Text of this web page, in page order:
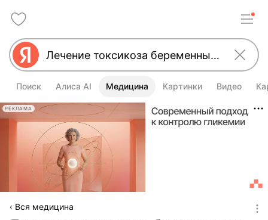
Поиск Алиса AI Медицина Картинки Видео
РЕКЛАМА
Вся медицина